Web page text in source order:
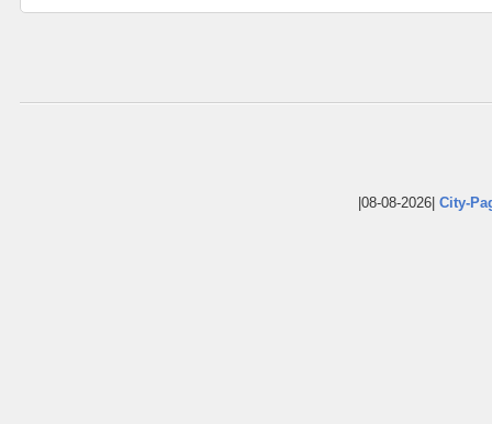
|08-08-2026| City-